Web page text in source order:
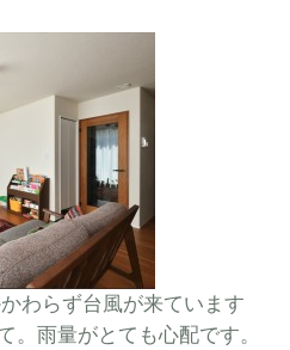
わらず台風が来ています
。雨量がとても心配です。